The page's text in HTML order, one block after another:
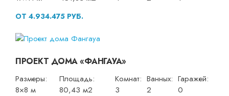
ОТ 4.934.475 РУБ.
ПРОЕКТ ДОМА «ФАНГАУА»
Размеры:
8×8 м
Площадь:
80,43 м2
Комнат:
3
Ванных:
2
Гаражей:
0